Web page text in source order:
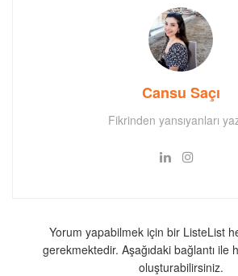
Cansu Saçı
Fikrinden yansıyanları
Yorum yapabilmek için bir ListeList
gerekmektedir. Aşağıdaki bağlantı ile
oluşturabilirsiniz.